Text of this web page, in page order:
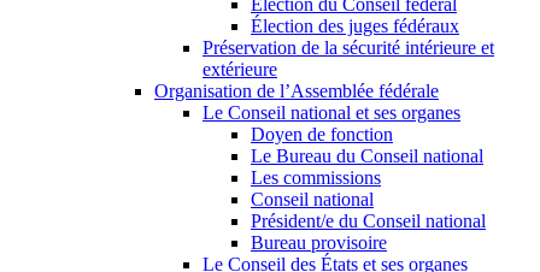
Élection du Conseil fédéral
Élection des juges fédéraux
Préservation de la sécurité intérieure et
extérieure
Organisation de l’Assemblée fédérale
Le Conseil national et ses organes
Doyen de fonction
Le Bureau du Conseil national
Les commissions
Conseil national
Président/e du Conseil national
Bureau provisoire
Le Conseil des États et ses organes